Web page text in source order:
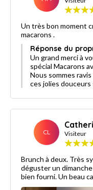
Un très bon moment
macarons .
Réponse du
Un grand merci à
spécial Macarons
Nous sommes
ces jolies douceurs
CL Visiteur
Brunch à deux. Très
déguster un
bien fourni. Un beau